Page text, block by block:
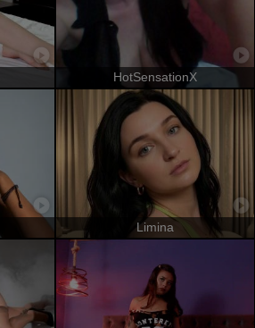
HotSensationX
Limina